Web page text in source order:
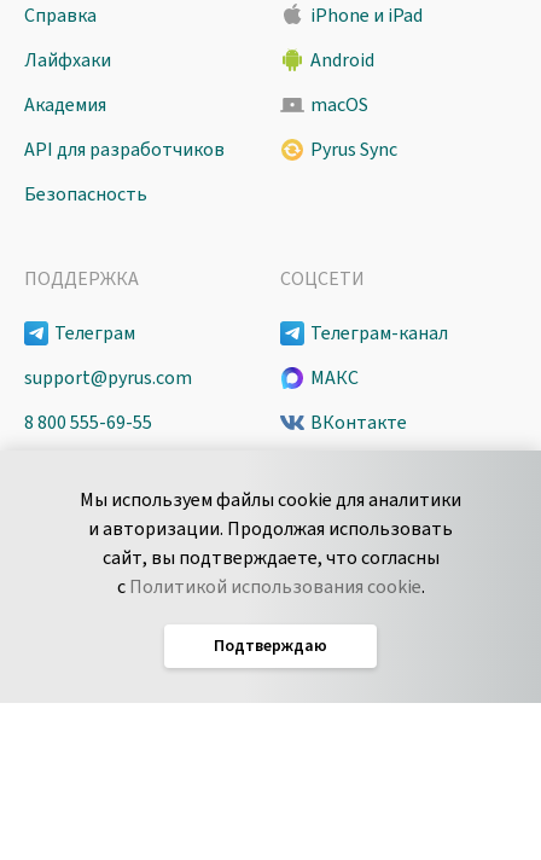
Мы используем файлы cookie для аналитики
и авторизации. Продолжая использовать
сайт, вы подтверждаете, что согласны
сПолитикой использования cookie.
Подтверждаю
Справка
Лайфхаки
Академия
API для разработчиков
Безопасность
iPhone и iPad
Android
macOS
Pyrus Sync
ПОДДЕРЖКА
Телеграм
support@pyrus.com
8 800 555-69-55
пн-пт с 9 до 18 часов (Мск)
Сообщить об
уязвимости
СОЦСЕТИ
Телеграм-канал
МАКС
ВКонтакте
Spark
Дзен
Соглашение об обработке данных